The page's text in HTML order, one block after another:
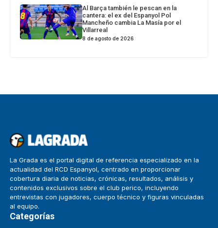
Al Barça también le pescan en la
cantera: el ex del Espanyol Pol
Mancheño cambia La Masía por el
Villarreal
8 de agosto de 2026
La Grada es el portal digital de referencia especializado en la
actualidad del RCD Espanyol, centrado en proporcionar
cobertura diaria de noticias, crónicas, resultados, análisis y
contenidos exclusivos sobre el club perico, incluyendo
entrevistas con jugadores, cuerpo técnico y figuras vinculadas
al equipo.
Categorías